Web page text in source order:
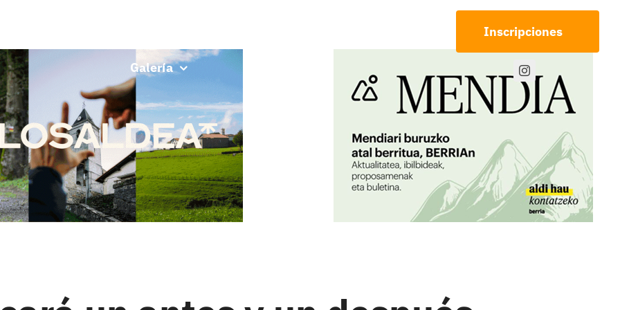
Galería
Inscripciones